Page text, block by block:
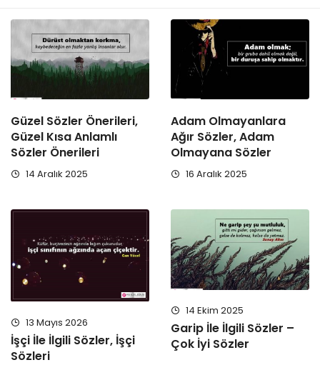
Güzel Sözler Önerileri,
Güzel Kısa Anlamlı
Sözler Önerileri
14 Aralık 2025
Adam Olmayanlara
Ağır Sözler, Adam
Olmayana Sözler
16 Aralık 2025
13 Mayıs 2026
İşçi İle İlgili Sözler, İşçi
Sözleri
14 Ekim 2025
Garip İle İlgili Sözler –
Çok İyi Sözler